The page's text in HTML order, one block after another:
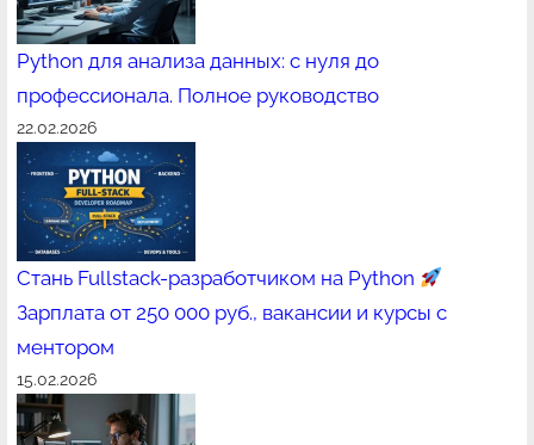
Python для анализа данных: с нуля до
профессионала. Полное руководство
22.02.2026
Стань Fullstack-разработчиком на Python
Зарплата от 250 000 руб., вакансии и курсы с
ментором
15.02.2026